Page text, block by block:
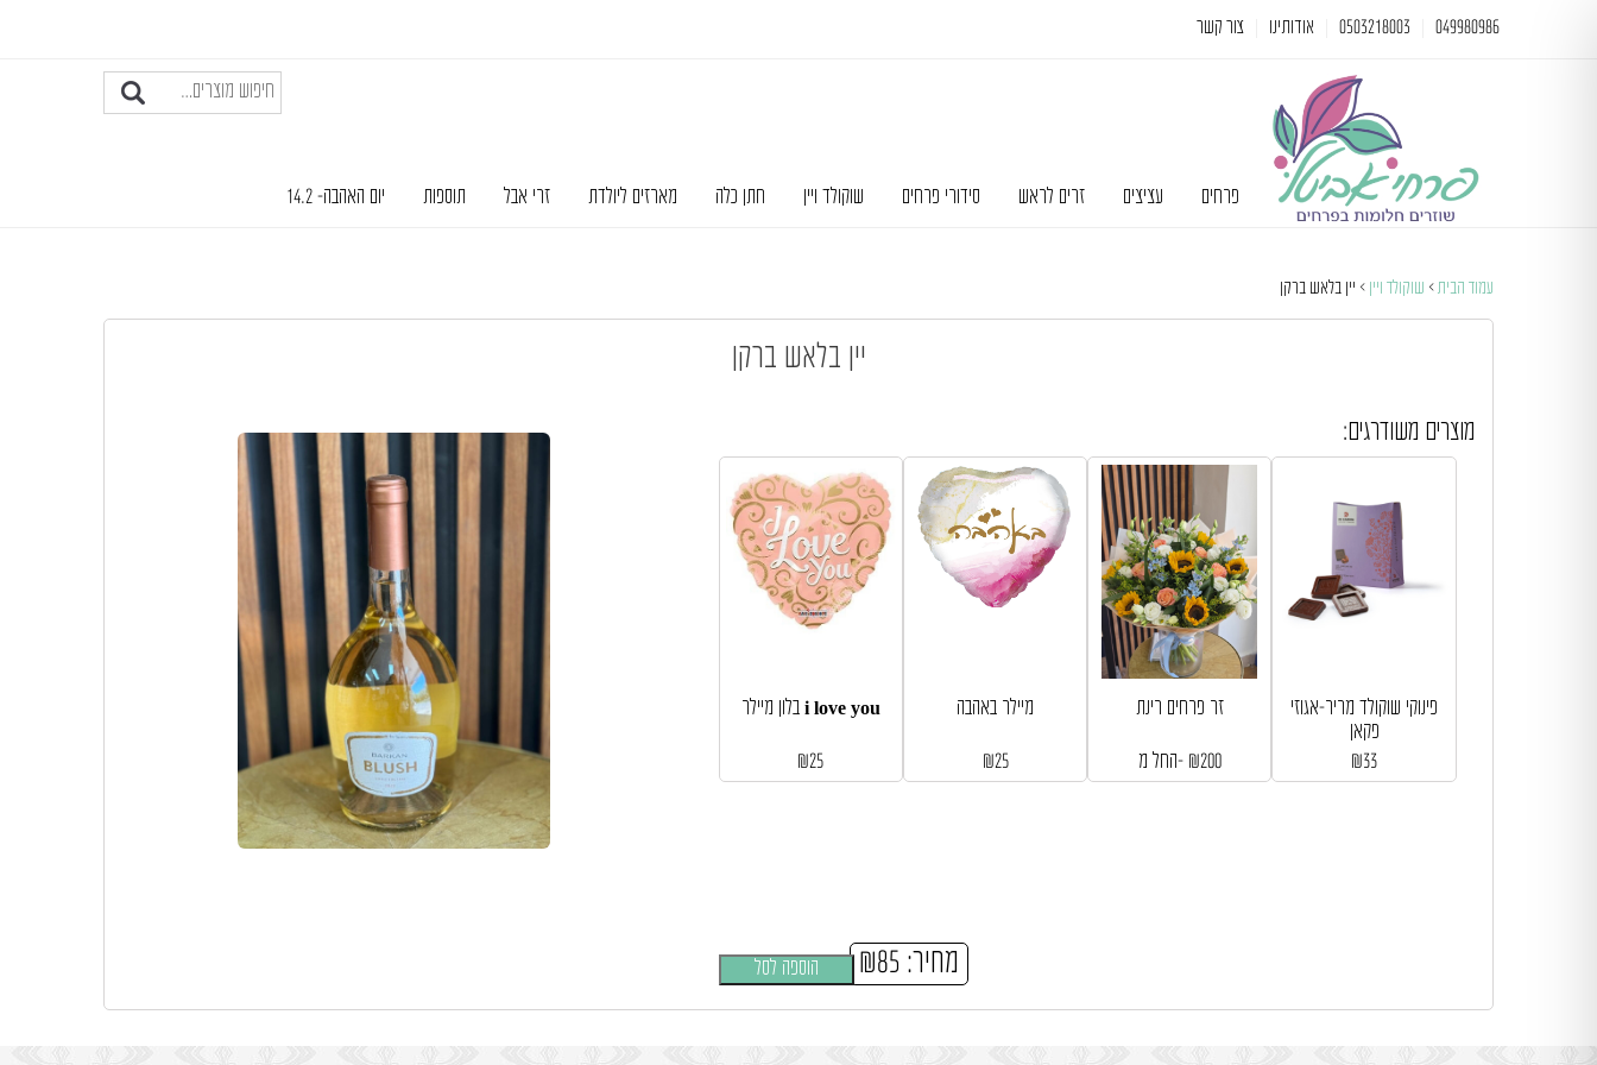
049980986
0503218003 אודותינו צור קשר
פרחים עציצים זרים לראש סידורי פרחים שוקולד ויין חתן כלה מארזים ליולדת זרי אבל תוספות יום האהבה- 14.2
עמוד הבית > שוקולד ויין > יין בלאש ברקן
יין בלאש ברקן
מחיר: ₪85 הוספה לסל
מוצרים משודרגים:
בלון מיילר i love you
₪25
מיילר באהבה
₪25
זר פרחים רינת
החל מ- ₪200
פינוקי שוקולד מריר-אגוזי
פקאן
₪33